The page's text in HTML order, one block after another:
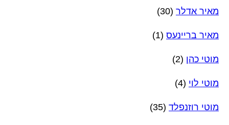
מאיר אדלר (30)
מאיר בריינעס (1)
מוטי כהן (2)
מוטי לוי (4)
מוטי רוזנפלד (35)